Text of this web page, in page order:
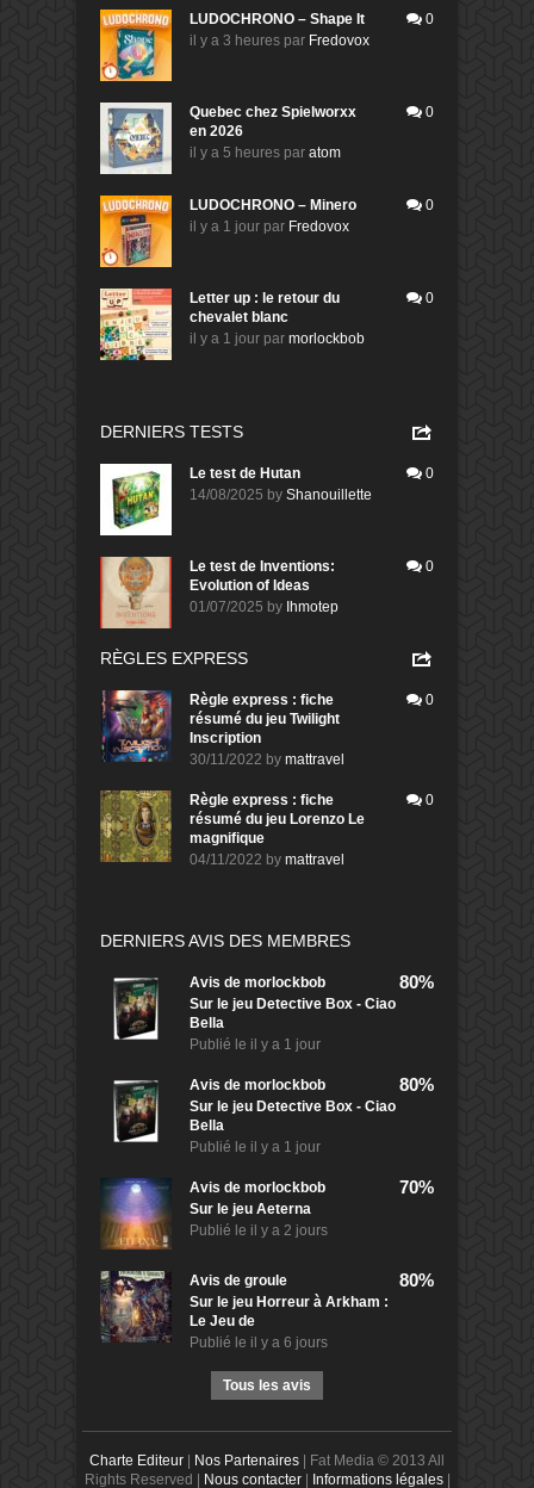
LUDOCHRONO – Shape It
il y a 3 heures par Fredovox
0
Quebec chez Spielworxx
en 2026
il y a 5 heures par atom
0
LUDOCHRONO – Minero
il y a 1 jour par Fredovox
0
Letter up : le retour du
chevalet blanc
il y a 1 jour par morlockbob
0
DERNIERS TESTS
Le test de Hutan
14/08/2025 by Shanouillette
0
Le test de Inventions:
Evolution of Ideas
01/07/2025 by Ihmotep
0
RÈGLES EXPRESS
Règle express : fiche
résumé du jeu Twilight
Inscription
30/11/2022 by mattravel
0
Règle express : fiche
résumé du jeu Lorenzo Le
magnifique
04/11/2022 by mattravel
0
DERNIERS AVIS DES MEMBRES
Avis de morlockbob
Sur le jeu Detective Box - Ciao
Bella
Publié le il y a 1 jour
80%
Avis de morlockbob
Sur le jeu Detective Box - Ciao
Bella
Publié le il y a 1 jour
80%
Avis de morlockbob
Sur le jeu Aeterna
Publié le il y a 2 jours
70%
Avis de groule
Sur le jeu Horreur à Arkham :
Le Jeu de
Publié le il y a 6 jours
80%
Tous les avis
Charte Editeur | Nos Partenaires | Fat Media © 2013 All
Rights Reserved | Nous contacter| Informations légales|